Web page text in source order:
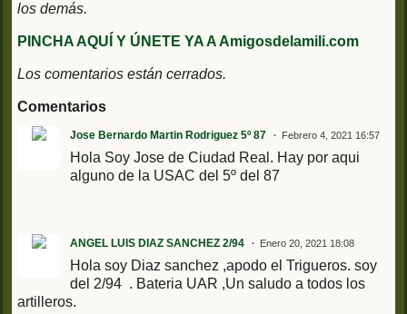
los demás.
PINCHA AQUÍ Y ÚNETE YA A Amigosdelamili.com
Los comentarios están cerrados.
Comentarios
Jose Bernardo Martin Rodriguez 5º 87 Febrero 4, 2021 16:57
Hola Soy Jose de Ciudad Real. Hay por aqui
alguno de la USAC del 5º del 87
ANGEL LUIS DIAZ SANCHEZ 2/94 Enero 20, 2021 18:08
Hola soy Diaz sanchez ,apodo el Trigueros. soy
del 2/94 . Bateria UAR ,Un saludo a todos los
artilleros.